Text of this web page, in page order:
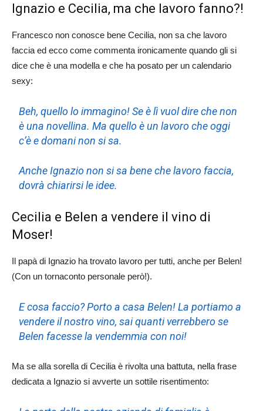
Ignazio e Cecilia, ma che lavoro fanno?!
Francesco non conosce bene Cecilia, non sa che lavoro
faccia ed ecco come commenta ironicamente quando gli si
dice che è una modella e che ha posato per un calendario
sexy:
Beh, quello lo immagino! Se è lì vuol dire che non
è una novellina. Ma quello è un lavoro che oggi
c’è e domani non si sa.
Anche Ignazio non si sa bene che lavoro faccia,
dovrà chiarirsi le idee.
Cecilia e Belen a vendere il vino di
Moser!
Il papà di Ignazio ha trovato lavoro per tutti, anche per Belen!
(Con un tornaconto personale però!).
E cosa faccio? Porto a casa Belen! La portiamo a
vendere il nostro vino, sai quanti verrebbero se
Belen facesse la vendemmia con noi!
Ma se alla sorella di Cecilia è rivolta una battuta, nella frase
dedicata a Ignazio si avverte un sottile risentimento: